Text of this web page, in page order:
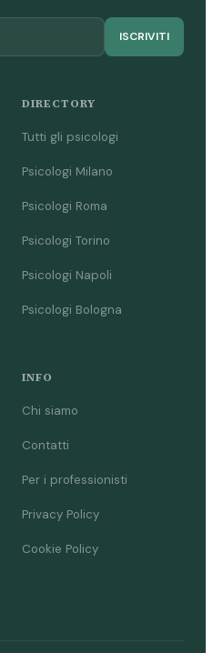
ISCRIVITI
DIRECTORY
Tutti gli psicologi
Psicologi Milano
Psicologi Roma
Psicologi Torino
Psicologi Napoli
Psicologi Bologna
INFO
Chi siamo
Contatti
Per i professionisti
Privacy Policy
Cookie Policy